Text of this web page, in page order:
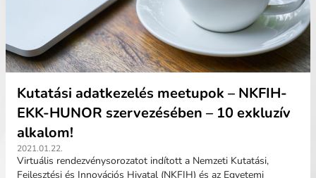
Kutatási adatkezelés meetupok – NKFIH-
EKK-HUNOR szervezésében – 10 exkluzív
alkalom!
2021.01.22.
Virtuális rendezvénysorozatot indított a Nemzeti Kutatási,
Fejlesztési és Innovációs Hivatal (NKFIH) és az Egyetemi